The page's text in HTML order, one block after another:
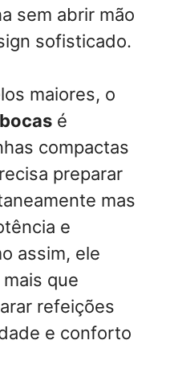
sem abrir mão
sofisticado.
maiores, o
é
compactas
preparar
mas
e
assim, ele
que
refeições
e conforto